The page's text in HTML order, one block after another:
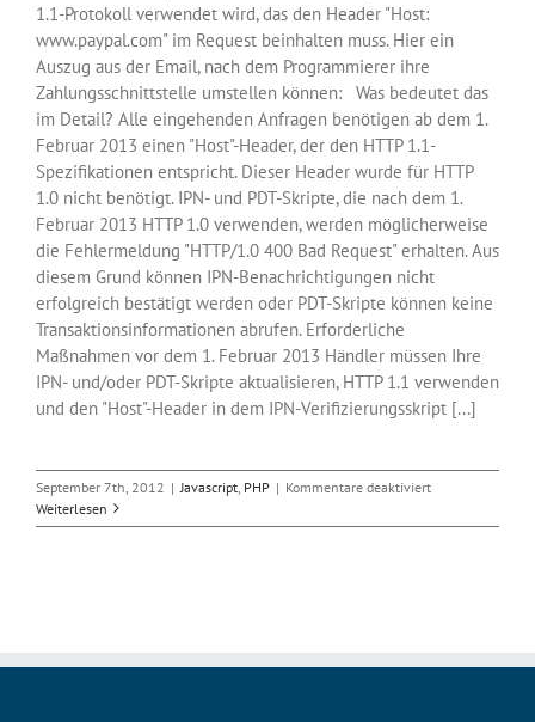
1.1-Protokoll verwendet wird, das den Header "Host:
www.paypal.com" im Request beinhalten muss. Hier ein
Auszug aus der Email, nach dem Programmierer ihre
Zahlungsschnittstelle umstellen können: Was bedeutet das
im Detail? Alle eingehenden Anfragen benötigen ab dem 1.
Februar 2013 einen "Host"-Header, der den HTTP 1.1-
Spezifikationen entspricht. Dieser Header wurde für HTTP
1.0 nicht benötigt. IPN- und PDT-Skripte, die nach dem 1.
Februar 2013 HTTP 1.0 verwenden, werden möglicherweise
die Fehlermeldung "HTTP/1.0 400 Bad Request" erhalten. Aus
diesem Grund können IPN-Benachrichtigungen nicht
erfolgreich bestätigt werden oder PDT-Skripte können keine
Transaktionsinformationen abrufen. Erforderliche
Maßnahmen vor dem 1. Februar 2013 Händler müssen Ihre
IPN- und/oder PDT-Skripte aktualisieren, HTTP 1.1 verwenden
und den "Host"-Header in dem IPN-Verifizierungsskript [...]
September 7th, 2012 | Javascript PHP | Kommentare deaktiviertfür
IPN
Weiterlesen